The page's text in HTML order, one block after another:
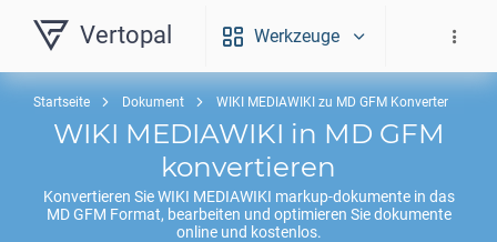
Vertopal Werkzeuge
Startseite Dokument WIKI MEDIAWIKI zu MD GFM Konverter
WIKI MEDIAWIKI in MD GFM
konvertieren
Konvertieren SieWIKI MEDIAWIKI markup-dokumente in das
MD GFM Format, bearbeiten und optimieren Sie dokumente
online und kostenlos.